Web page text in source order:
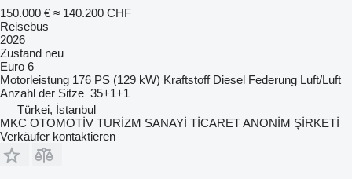
150.000 € ≈ 140.200 CHF
Reisebus
2026
Zustand neu
Euro 6
Motorleistung 176 PS (129 kW) Kraftstoff Diesel Federung Luft/Luft
Anzahl der Sitze 35+1+1
Türkei, İstanbul
MKC OTOMOTİV TURİZM SANAYİ TİCARET ANONİM ŞİRKETİ
Verkäufer kontaktieren